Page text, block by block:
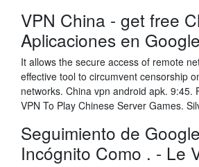
VPN China - get free
Aplicaciones en
It allows the secure access of remote
effective tool to circumvent censorship
networks. China vpn android apk. 9:45.
VPN To Play Chinese Server Games.
Seguimiento de
Incógnito Como . - Le